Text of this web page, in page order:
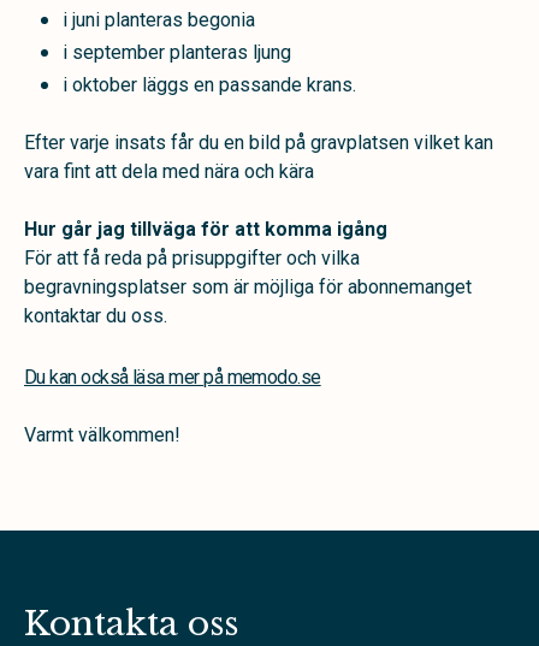
i juni planteras begonia
i september planteras ljung
i oktober läggs en passande krans.
Efter varje insats får du en bild på gravplatsen vilket kan
vara fint att dela med nära och kära
Hur går jag tillväga för att komma igång
För att få reda på prisuppgifter och vilka
begravningsplatser som är möjliga för abonnemanget
kontaktar du oss.
Du kan också läsa mer på memodo.se
Varmt välkommen!
Kontakta oss